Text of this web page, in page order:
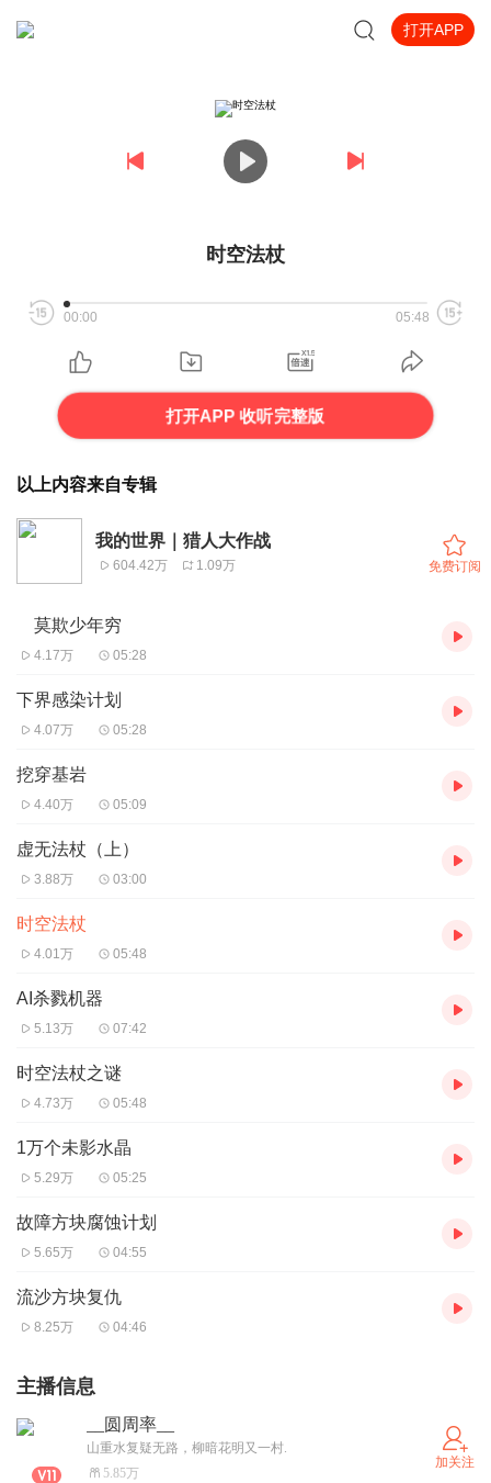
打开APP
时空法杖
00:00 05:48
打开APP 收听完整版
以上内容来自专辑
我的世界｜猎人大作战
604.42万 1.09万 免费订阅
莫欺少年穷
4.17万 05:28
下界感染计划
4.07万 05:28
挖穿基岩
4.40万 05:09
虚无法杖（上）
3.88万 03:00
时空法杖
4.01万 05:48
AI杀戮机器
5.13万 07:42
时空法杖之谜
4.73万 05:48
1万个未影水晶
5.29万 05:25
故障方块腐蚀计划
5.65万 04:55
流沙方块复仇
8.25万 04:46
主播信息
__圆周率__
山重水复疑无路，柳暗花明又一村.
5.85万
加关注